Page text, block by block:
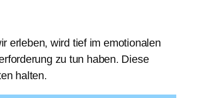
erleben, wird tief im emotionalen
zu tun haben. Diese
halten.